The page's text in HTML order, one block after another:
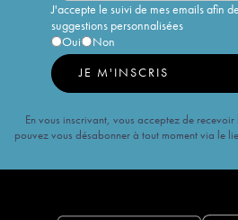
J'accepte le suivi de mes emails afin
suggestions personnalisées
Oui
Non
JE M'INSCRIS
En vous inscrivant, vous acceptez de
pouvez vous désabonner à tout moment via le